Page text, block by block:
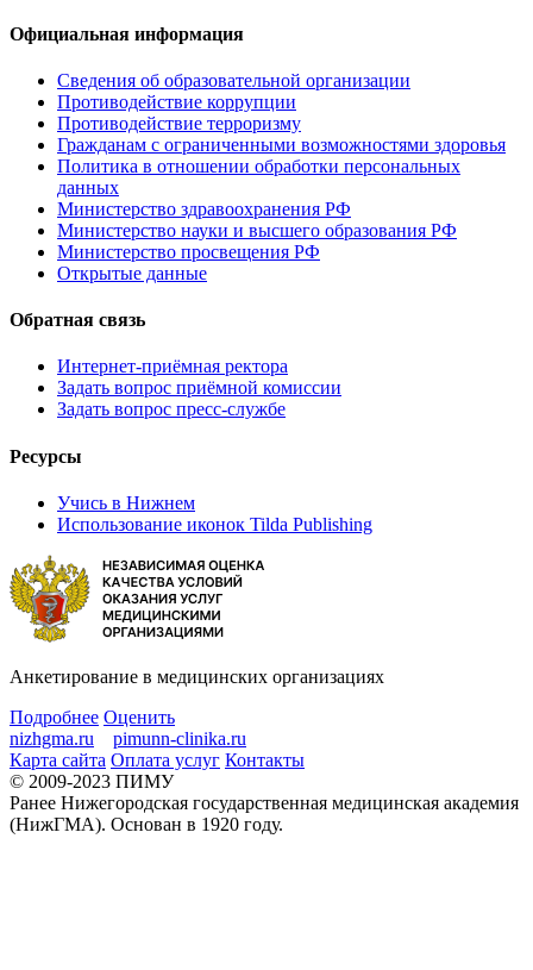
Официальная информация
Сведения об образовательной организации
Противодействие коррупции
Противодействие терроризму
Гражданам с ограниченными возможностями здоровья
Политика в отношении обработки персональных
данных
Министерство здравоохранения РФ
Министерство науки и высшего образования РФ
Министерство просвещения РФ
Открытые данные
Обратная связь
Интернет-приёмная ректора
Задать вопрос приёмной комиссии
Задать вопрос пресс-службе
Ресурсы
Учись в Нижнем
Использование иконок Tilda Publishing
Анкетирование в медицинских организациях
Подробнее Оценить
nizhgma.ru
pimunn-clinika.ru
Карта сайта Оплата услуг Контакты
© 2009-2023 ПИМУ
Ранее Нижегородская государственная медицинская академия
(НижГМА). Основан в 1920 году.